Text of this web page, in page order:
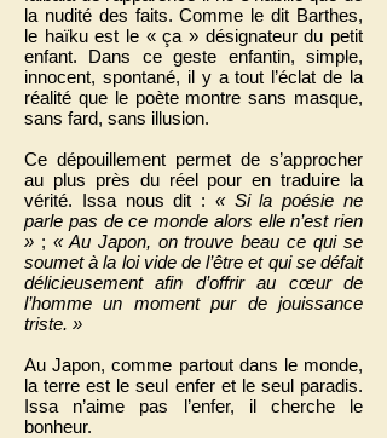
la nudité des faits. Comme le dit Barthes,
le haïku est le « ça » désignateur du petit
enfant. Dans ce geste enfantin, simple,
innocent, spontané, il y a tout l’éclat de la
réalité que le poète montre sans masque,
sans fard, sans illusion.
Ce dépouillement permet de s’approcher
au plus près du réel pour en traduire la
vérité. Issa nous dit : « Si la poésie ne
parle pas de ce monde alors elle n’est rien
» ; « Au Japon, on trouve beau ce qui se
soumet à la loi vide de l’être et qui se défait
délicieusement afin d’offrir au cœur de
l’homme un moment pur de jouissance
triste. »
Au Japon, comme partout dans le monde,
la terre est le seul enfer et le seul paradis.
Issa n’aime pas l’enfer, il cherche le
bonheur.